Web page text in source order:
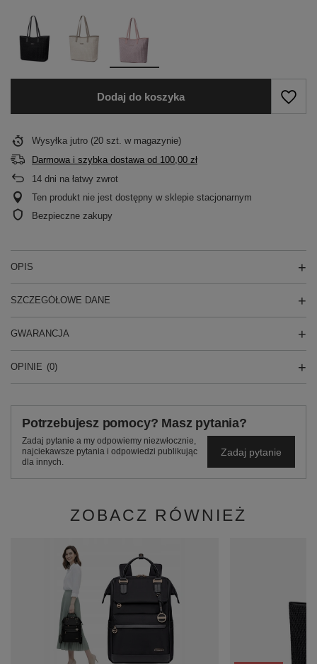
Dodaj do koszyka
Wysyłka jutro (20 szt. w magazynie)
Darmowa i szybka dostawa od 100,00 zł
14 dni na łatwy zwrot
Ten produkt nie jest dostępny w sklepie stacjonarnym
Bezpieczne zakupy
OPIS
SZCZEGÓŁOWE DANE
GWARANCJA
OPINIE (0)
Potrzebujesz pomocy? Masz pytania?
Zadaj pytanie a my odpowiemy niezwłocznie,
najciekawsze pytania i odpowiedzi publikując
dla innych.
Zadaj pytanie
ZOBACZ RÓWNIEŻ